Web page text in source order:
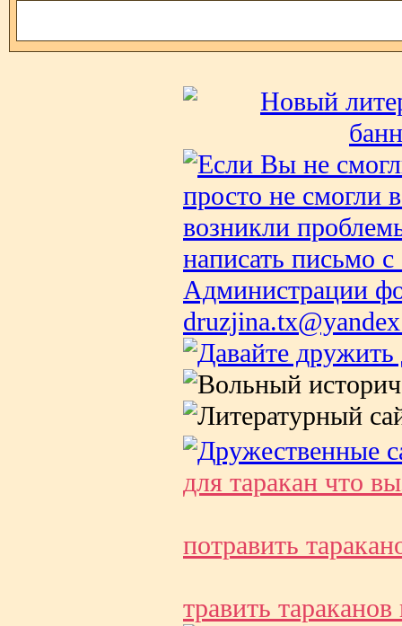
для таракан что
потравить
травить